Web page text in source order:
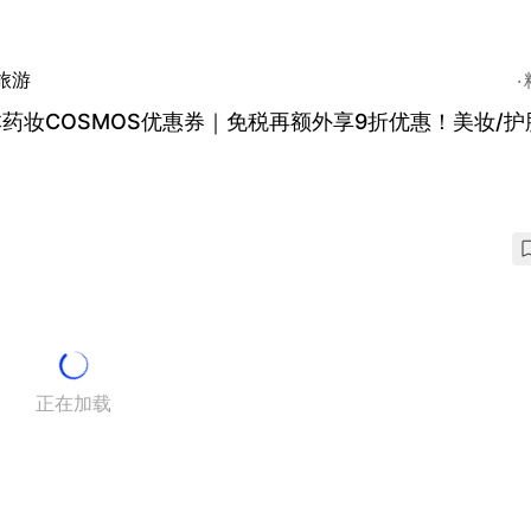
游
妆COSMOS优惠券｜免税再额外享9折优惠！美妆/
正在加载